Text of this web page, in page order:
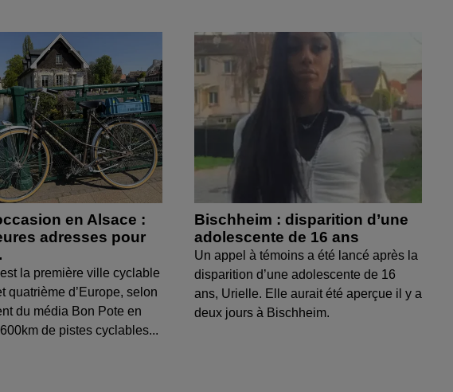
en Alsace :
adresses pour
la première ville cyclable
quatrième d’Europe, selon
du média Bon Pote en
de pistes cyclables...
Bischheim : disparition d’une
adolescente de 16 ans
Un appel à témoins a été lancé après la
disparition d’une adolescente de 16
ans, Urielle. Elle aurait été aperçue il y a
deux jours à Bischheim.